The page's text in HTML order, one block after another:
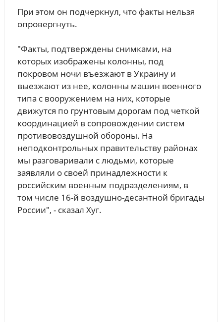
При этом он подчеркнул, что факты нельзя
опровергнуть.
"Факты, подтверждены снимками, на
которых изображены колонны, под
покровом ночи въезжают в Украину и
выезжают из нее, колонны машин военного
типа с вооружением на них, которые
движутся по грунтовым дорогам под четкой
координацией в сопровождении систем
противовоздушной обороны. На
неподконтрольных правительству районах
мы разговаривали с людьми, которые
заявляли о своей принадлежности к
российским военным подразделениям, в
том числе 16-й воздушно-десантной бригады
России", - сказал Хуг.